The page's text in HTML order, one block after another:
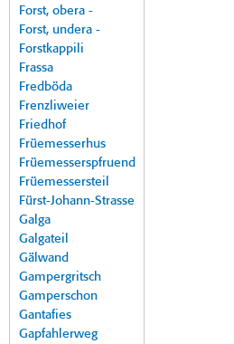
Forst, obera -
Forst, undera -
Forstkappili
Frassa
Fredböda
Frenzliweier
Friedhof
Früemesserhus
Früemesserspfruend
Früemessersteil
Fürst-Johann-Strasse
Galga
Galgateil
Gälwand
Gampergritsch
Gamperschon
Gantafies
Gapfahlerweg